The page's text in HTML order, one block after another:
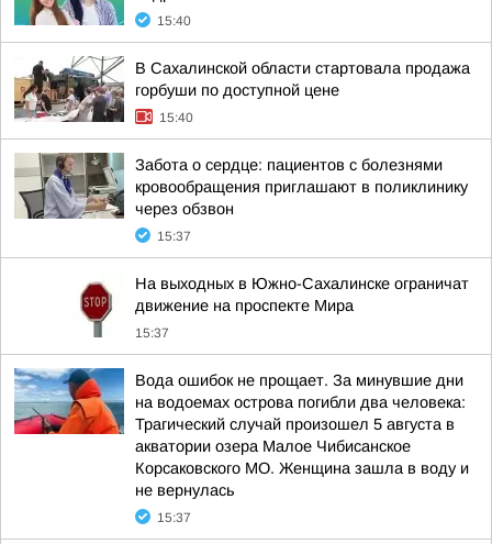
15:40
В Сахалинской области стартовала продажа
горбуши по доступной цене
15:40
Забота о сердце: пациентов с болезнями
кровообращения приглашают в поликлинику
через обзвон
15:37
На выходных в Южно-Сахалинске ограничат
движение на проспекте Мира
15:37
Вода ошибок не прощает. За минувшие дни
на водоемах острова погибли два человека:
Трагический случай произошел 5 августа в
акватории озера Малое Чибисанское
Корсаковского МО. Женщина зашла в воду и
не вернулась
15:37